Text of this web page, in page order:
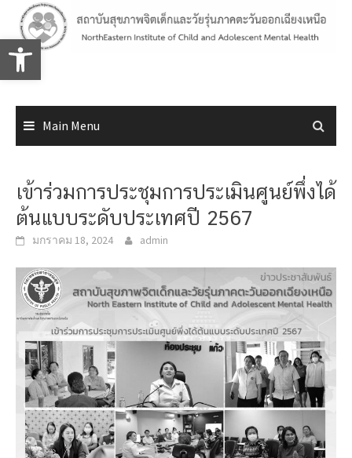
Open toolbar
content
Main Menu
เข้าร่วมการประชุมการประเมินศูนย์พึ่งได้
ต้นแบบระดับประเทศปี 2567
มกราคม 18, 2024 admin